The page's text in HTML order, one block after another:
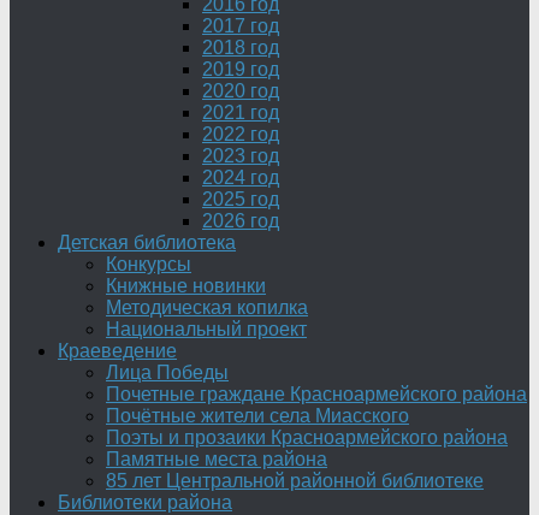
2016 год
2017 год
2018 год
2019 год
2020 год
2021 год
2022 год
2023 год
2024 год
2025 год
2026 год
Детская библиотека
Конкурсы
Книжные новинки
Методическая копилка
Национальный проект
Краеведение
Лица Победы
Почетные граждане Красноармейского района
Почётные жители села Миасского
Поэты и прозаики Красноармейского района
Памятные места района
85 лет Центральной районной библиотеке
Библиотеки района